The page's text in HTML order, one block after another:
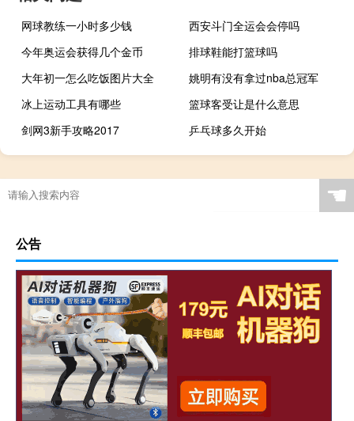
网球教练一小时多少钱
西安斗门全运会会停吗
今年奥运会获得几个金币
排球鞋能打篮球吗
大年初一怎么吃饭图片大全
姚明有没有拿过nba总冠军
冰上运动工具有哪些
篮球客受让是什么意思
剑网3新手攻略2017
乒乓球多久开始
☚
公告